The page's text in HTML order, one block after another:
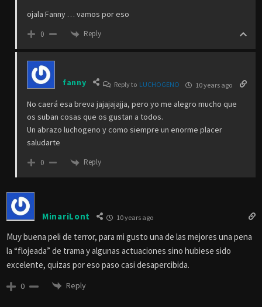
ojala Fanny … vamos por eso
0 Reply
fanny Reply to LUCHOGENO 10 years ago
No caerá esa breva jajajajajja, pero yo me alegro mucho que
os suban cosas que os gustan a todos.
Un abrazo luchogeno y como siempre un enorme placer
saludarte
0 Reply
MinariLont 10 years ago
Muy buena peli de terror, para mi gusto una de las mejores una pena
la “flojeada” de trama y algunas actuaciones sino hubiese sido
excelente, quizas por eso paso casi desapercibida.
0 Reply